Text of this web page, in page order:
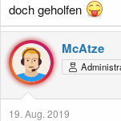
doch geholfen
McAtze
19. Aug. 2019